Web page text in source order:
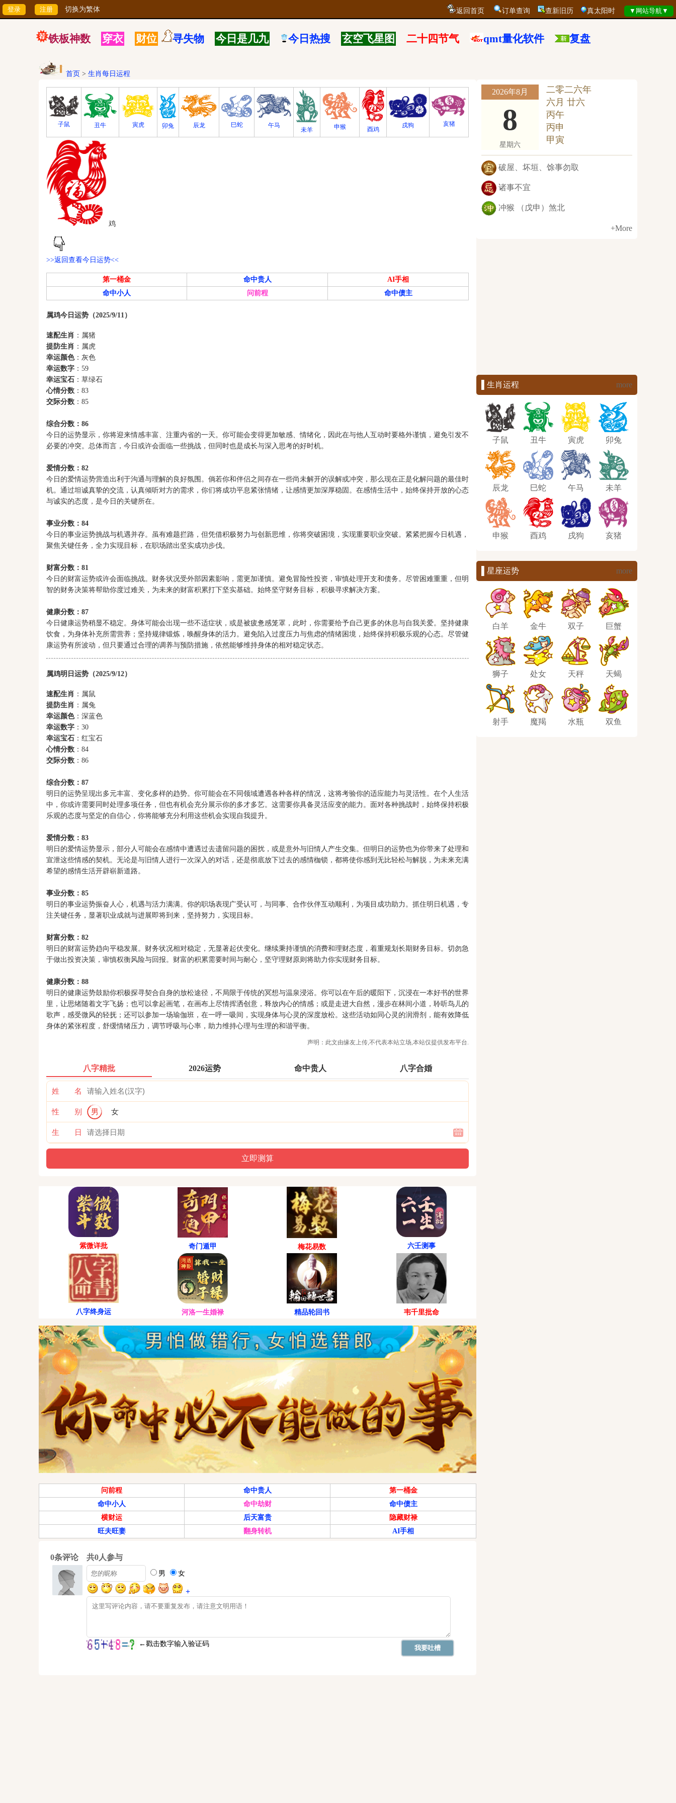
切换为繁体 返回首页 订单查询 查新旧历 真太阳时
铁板神数 穿衣 财位 寻失物 今日是几九 今日热搜 玄空飞星图 二十四节气 qmt量化软件 复盘
首页 > 生肖每日运程
子鼠 丑牛 寅虎 卯兔 辰龙 巳蛇 午马
未羊 申猴 酉鸡
戌狗 亥猪
鸡
>>返回查看今日运势<<
第一桶金 命中贵人
AI手相
命中小人
问前程 命中债主
属鸡今日运势（2025/9/11）
速配生肖 ：属猪
提防生肖 ：属虎
幸运颜色：灰色
幸运数字 ：59
幸运宝石 ：草绿石
心情分数 ：83
交际分数 ：85
综合分数：86
今日的运势显示，你将迎来情感丰富、注重内省的一天。你可能会变得更加敏感、情绪化，因此在与他人互动时要格外谨慎，避免引发不
必要的冲突。总体而言，今日或许会面临一些挑战，但同时也是成长与深入思考的好时机。
爱情分数：82
今日的爱情运势营造出利于沟通与理解的良好氛围。倘若你和伴侣之间存在一些尚未解开的误解或冲突，那么现在正是化解问题的最佳时
机。通过坦诚真挚的交流，认真倾听对方的需求，你们将成功平息紧张情绪，让感情更加深厚稳固。在感情生活中，始终保持开放的心态
与诚实的态度，是今日的关键所在。
事业分数：84
今日的事业运势挑战与机遇并存。虽有难题拦路，但凭借积极努力与创新思维，你将突破困境，实现重要职业突破。紧紧把握今日机遇，
聚焦关键任务，全力实现目标，在职场踏出坚实成功步伐。
财富分数：81
今日的财富运势或许会面临挑战。财务状况受外部因素影响，需更加谨慎。避免冒险性投资，审慎处理开支和债务。尽管困难重重，但明
智的财务决策将帮助你度过难关，为未来的财富积累打下坚实基础。始终坚守财务目标，积极寻求解决方案。
健康分数：87
今日健康运势稍显不稳定。身体可能会出现一些不适症状，或是被疲惫感笼罩，此时，你需要给予自己更多的休息与自我关爱。坚持健康
饮食，为身体补充所需营养；坚持规律锻炼，唤醒身体的活力。避免陷入过度压力与焦虑的情绪困境，始终保持积极乐观的心态。尽管健
康运势有所波动，但只要通过合理的调养与预防措施，依然能够维持身体的相对稳定状态。
属鸡明日运势（2025/9/12）
速配生肖 ：属鼠
提防生肖 ：属兔
幸运颜色：深蓝色
幸运数字 ：30
幸运宝石 ：红宝石
心情分数 ：84
交际分数 ：86
综合分数：87
明日的运势呈现出多元丰富、变化多样的趋势。你可能会在不同领域遭遇各种各样的情况，这将考验你的适应能力与灵活性。在个人生活
中，你或许需要同时处理多项任务，但也有机会充分展示你的多才多艺。这需要你具备灵活应变的能力。面对各种挑战时，始终保持积极
乐观的态度与坚定的自信心，你将能够充分利用这些机会实现自我提升。
爱情分数：83
明日的爱情运势显示，部分人可能会在感情中遭遇过去遗留问题的困扰，或是意外与旧情人产生交集。但明日的运势也为你带来了处理和
宣泄这些情感的契机。无论是与旧情人进行一次深入的对话，还是彻底放下过去的感情枷锁，都将使你感到无比轻松与解脱，为未来充满
希望的感情生活开辟崭新道路。
事业分数：85
明日的事业运势振奋人心，机遇与活力满满。你的职场表现广受认可，与同事、合作伙伴互动顺利，为项目成功助力。抓住明日机遇，专
注关键任务，显著职业成就与进展即将到来，坚持努力，实现目标。
财富分数：82
明日的财富运势趋向平稳发展。财务状况相对稳定，无显著起伏变化。继续秉持谨慎的消费和理财态度，着重规划长期财务目标。切勿急
于做出投资决策，审慎权衡风险与回报。财富的积累需要时间与耐心，坚守理财原则将助力你实现财务目标。
健康分数：88
明日的健康运势鼓励你积极探寻契合自身的放松途径，不局限于传统的冥想与温泉浸浴。你可以在午后的暖阳下，沉浸在一本好书的世界
里，让思绪随着文字飞扬；也可以拿起画笔，在画布上尽情挥洒创意，释放内心的情感；或是走进大自然，漫步在林间小道，聆听鸟儿的
歌声，感受微风的轻抚；还可以参加一场瑜伽班，在一呼一吸间，实现身体与心灵的深度放松。这些活动如同心灵的润滑剂，能有效降低
身体的紧张程度，舒缓情绪压力，调节呼吸与心率，助力维持心理与生理的和谐平衡。
声明：此文由缘友上传,不代表本站立场,本站仅提供发布平台.
八字精批 2026运势 命中贵人 八字合婚
姓 名
性 别 男 女
生 日
紫微详批 奇门遁甲 梅花易数 六壬测事
八字终身运 河洛一生婚禄 精品轮回书 韦千里批命
问前程 命中贵人
第一桶金
命中小人
命中劫财
命中债主
横财运
后天富贵
隐藏财禄
旺夫旺妻
翻身转机 AI手相
2026年8月
8
星期六
二零二六年
六月 廿六
丙午
丙申
甲寅
破屋、坏垣、馀事勿取
诸事不宜
冲猴 （戊申）煞北
+More
▌生肖运程 more
子鼠 丑牛 寅虎 卯兔
辰龙 巳蛇 午马 未羊
申猴 酉鸡 戌狗 亥猪
▌星座运势 more
白羊 金牛 双子 巨蟹
狮子 处女 天秤 天蝎
射手 魔羯 水瓶 双鱼